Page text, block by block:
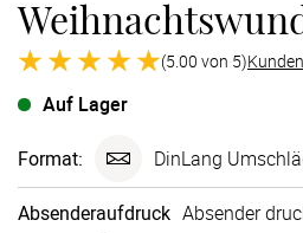
(5.00 von 5)
Auf Lager
Format: DinLang
Absenderaufdruck Absender